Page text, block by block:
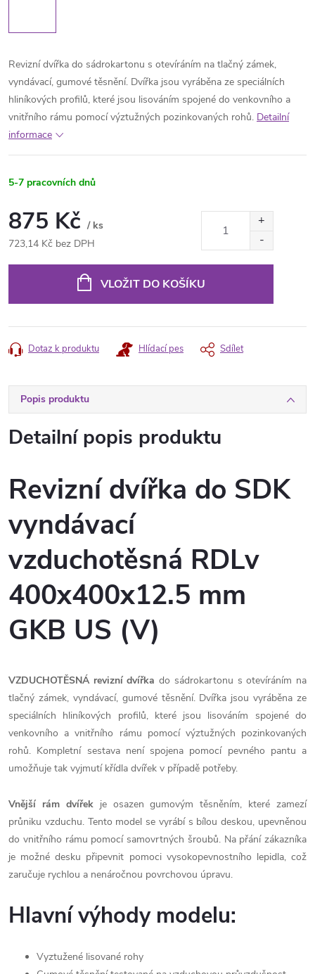
Revizní dvířka do sádrokartonu s otevíráním na tlačný zámek,
vyndávací, gumové těsnění. Dvířka jsou vyráběna ze speciálních
hliníkových profilů, které jsou lisováním spojené do venkovního a
vnitřního rámu pomocí výztužných pozinkovaných rohů. Detailní
informace
5-7 pracovních dnů
875 Kč / ks
723,14 Kč bez DPH
VLOŽIT DO KOŠÍKU
Dotaz k produktu Hlídací pes Sdílet
Popis produktu
Detailní popis produktu
Revizní dvířka do SDK
vyndávací
vzduchotěsná RDLv
400x400x12.5 mm
GKB US (V)
VZDUCHOTĚSNÁ revizní dvířka do sádrokartonu s otevíráním na
tlačný zámek, vyndávací, gumové těsnění. Dvířka jsou vyráběna ze
speciálních hliníkových profilů, které jsou lisováním spojené do
venkovního a vnitřního rámu pomocí výztužných pozinkovaných
rohů. Kompletní sestava není spojena pomocí pevného pantu a
umožňuje tak vyjmutí křídla dvířek v případě potřeby.
Vnější rám dvířekje osazen gumovým těsněním, které zamezí
průniku vzduchu. Tento model se vyrábí s bílou deskou, upevněnou
do vnitřního rámu pomocí samovrtných šroubů. Na přání zákazníka
je možné desku připevnit pomoci vysokopevnostního lepidla, což
zaručuje rychlou a nenáročnou povrchovou úpravu.
Hlavní výhody modelu:
Vyztužené lisované rohy